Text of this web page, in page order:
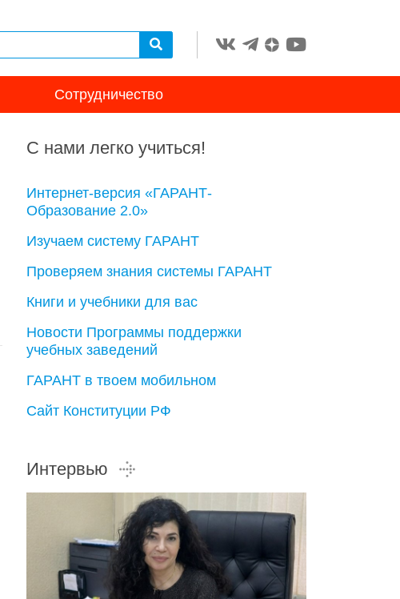
Сотрудничество
С нами легко учиться!
Интернет-версия «ГАРАНТ-
Образование 2.0»
Изучаем систему ГАРАНТ
Проверяем знания системы ГАРАНТ
Книги и учебники для вас
Новости Программы поддержки
учебных заведений
ГАРАНТ в твоем мобильном
Сайт Конституции РФ
Интервью